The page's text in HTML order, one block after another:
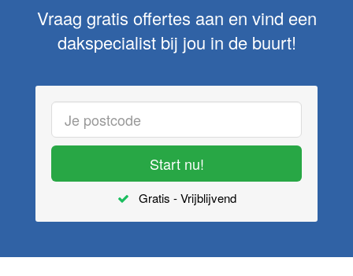
Vraag gratis offertes aan en vind een
dakspecialist bij jou in de buurt!
Start nu!
Gratis - Vrijblijvend